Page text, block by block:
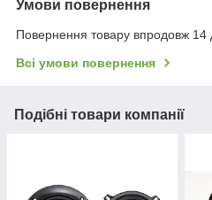
Умови повернення
Повернення товару впродовж 14
Всі умови повернення
Подібні товари компанії